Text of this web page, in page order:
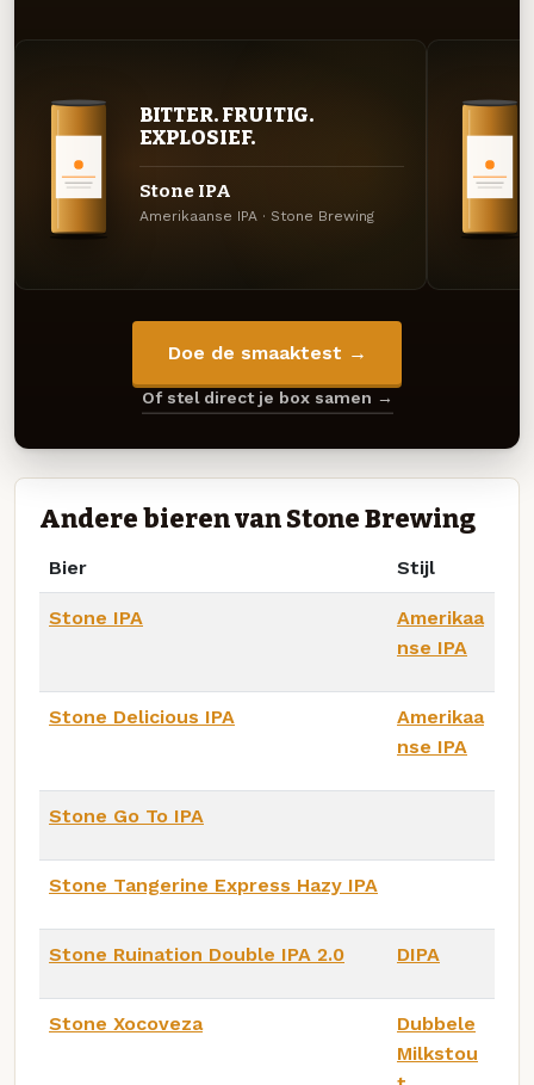
BITTER. FRUITIG.
EXPLOSIEF.
Stone IPA
Amerikaanse IPA · Stone Brewing
Doe de smaaktest →
Of stel direct je box samen →
Andere bieren van Stone Brewing
Bier Stijl
Stone IPA
Amerikaa
nse IPA
Stone Delicious IPA
Amerikaa
nse IPA
Stone Go To IPA
Stone Tangerine Express Hazy IPA
Stone Ruination Double IPA 2.0 DIPA
Stone Xocoveza
Dubbele
Milkstou